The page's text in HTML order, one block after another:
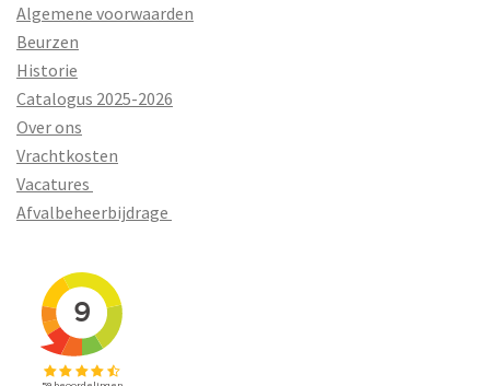
Algemene voorwaarden
Beurzen
Historie
Catalogus 2025-2026
Over ons
Vrachtkosten
Vacatures
Afvalbeheerbijdrage